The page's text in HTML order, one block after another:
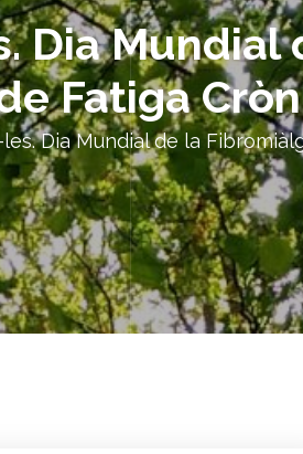
Dia Mundial
Fatiga
Dia Mundial de la